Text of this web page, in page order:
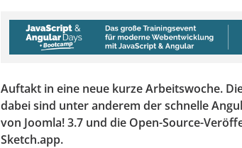
Auftakt in eine neue kurze Arbeitswoche.
dabei sind unter anderem der schnelle
von Joomla! 3.7 und die Open-Source-
Sketch.app.